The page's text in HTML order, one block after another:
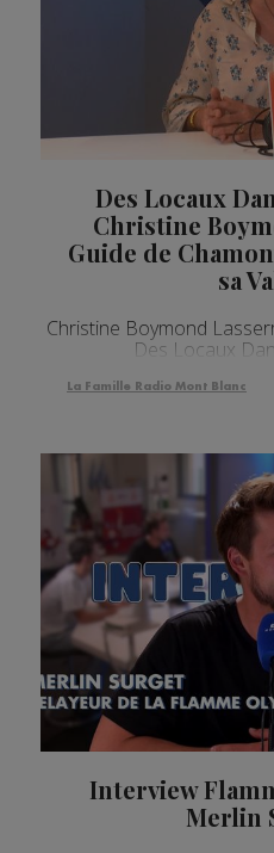
Des Locaux
Christine
Guide de
sa
Christine Boymond
Des Locaux
La Famille Radio Mont Blanc
Interview
Merlin